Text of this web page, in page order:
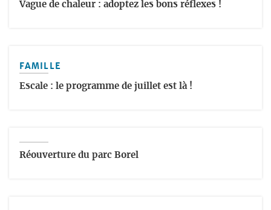
Vague de chaleur : adoptez les bons réflexes !
FAMILLE
Escale : le programme de juillet est là !
Réouverture du parc Borel